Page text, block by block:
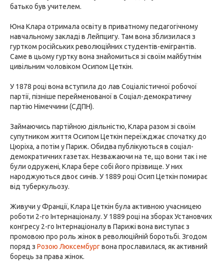
батько був учителем.
Юна Клара отримала освіту в приватному педагогічному
навчальному закладі в Лейпцигу. Там вона зблизилася з
гуртком російських революційних студентів-емігрантів.
Саме в цьому гуртку вона знайомиться зі своїм майбутнім
цивільним чоловіком Осипом Цеткін.
У 1878 році вона вступила до лав Соціалістичної робочої
партії, пізніше перейменованої в Соціал-демократичну
партію Німеччини (СДПН).
Займаючись партійною діяльністю, Клара разом зі своїм
супутником життя Осипом Цеткін переїжджає спочатку до
Цюріха, а потім у Париж. Обидва публікуються в соціал-
демократичних газетах. Незважаючи на те, що вони так і не
були одружені, Клара бере собі його прізвище. У них
народжуються двоє синів. У 1889 році Осип Цеткін помирає
від туберкульозу.
Живучи у Франції, Клара Цеткін була активною учасницею
роботи 2-го Інтернаціоналу. У 1889 році на зборах Установчих
конгресу 2-го Інтернаціоналу в Парижі вона виступає з
промовою про роль жінок в революційній боротьбі. Згодом
поряд з Розою Люксембургвона прославилася, як активний
борець за права жінок.